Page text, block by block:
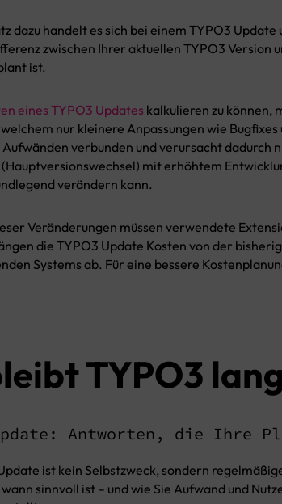
dazu handelt es sich bei einem TYPO3
zwischen Ihrer aktuellen TYPO3 Version
ist.
eines TYPO3 Updates kalkulieren zu können,
nur kleinere Anpassungen wie
verbunden und verursacht dadurch
(Hauptversionswechsel) mit erhöhtem
verändern kann.
Veränderungen müssen verwendete
die TYPO3 Update Kosten von der
Systems ab. Für eine bessere
TYPO3
Antworten, die Ihre
ist kein Selbstzweck, sondern
sinnvoll ist – und wie Sie Aufwand und